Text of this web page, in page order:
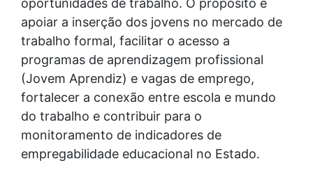
apoiar a inserção dos jovens no mercado de
trabalho formal, facilitar o acesso a
programas de aprendizagem profissional
(Jovem Aprendiz) e vagas de emprego,
fortalecer a conexão entre escola e mundo
do trabalho e contribuir para o
monitoramento de indicadores de
empregabilidade educacional no Estado.